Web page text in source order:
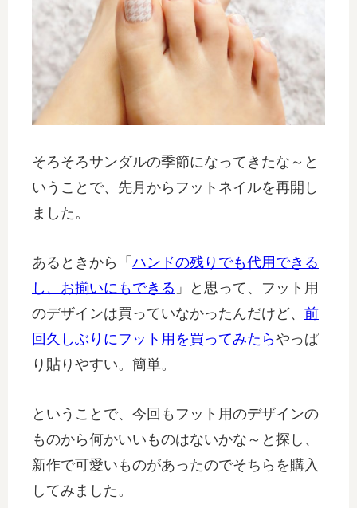
そろそろサンダルの季節になってきたな～と
いうことで、先月からフットネイルを再開し
ました。
あるときから「 ハンドの残りでも代用できる
し、お揃いにもできる 」と思って、フット用
のデザインは買っていなかったんだけど、 前
回久しぶりにフット用を買ってみたらやっぱ
り貼りやすい。簡単。
ということで、今回もフット用のデザインの
ものから何かいいものはないかな～と探し、
新作で可愛いものがあったのでそちらを購入
してみました。